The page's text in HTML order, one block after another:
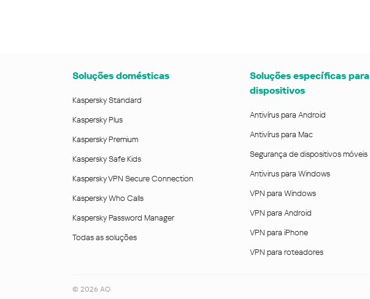
Soluções domésticas
Kaspersky Standard
Kaspersky Plus
Kaspersky Premium
Kaspersky Safe Kids
Kaspersky VPN Secure Connection
Kaspersky Who Calls
Kaspersky Password Manager
Todas as soluções
Soluções específicas para
dispositivos
Antivírus para Android
Antivírus para Mac
Segurança de dispositivos móveis
Antivirus para Windows
VPN para Windows
VPN para Android
VPN para iPhone
VPN para roteadores
© 2026 AO